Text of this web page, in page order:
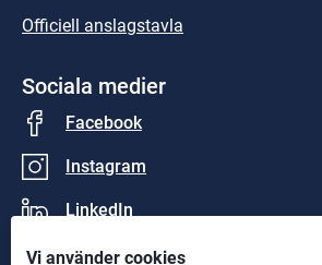
Vi använder cookies
Officiell anslagstavla
Sociala medier
Facebook
Instagram
LinkedIn